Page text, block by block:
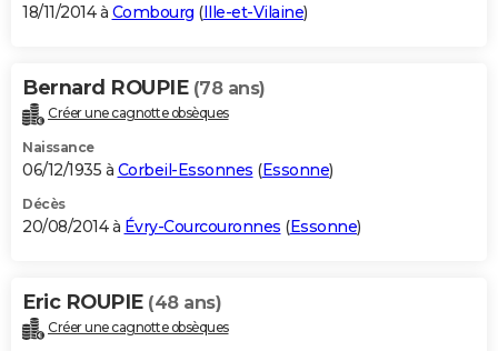
18/11/2014 à Combourg (Ille-et-Vilaine)
Bernard ROUPIE (78 ans)
Créer une cagnotte obsèques
Naissance
06/12/1935 à Corbeil-Essonnes (Essonne)
Décès
20/08/2014 à Évry-Courcouronnes (Essonne)
Eric ROUPIE (48 ans)
Créer une cagnotte obsèques